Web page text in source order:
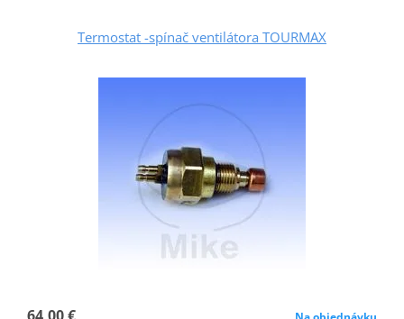
Termostat -spínač ventilátora TOURMAX